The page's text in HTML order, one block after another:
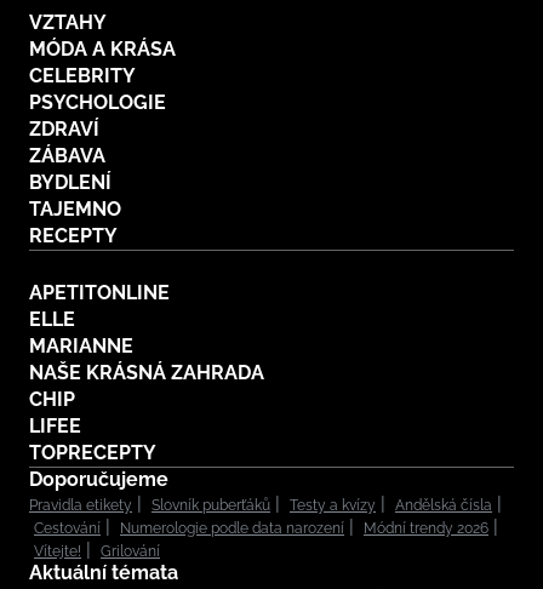
VZTAHY
MÓDA A KRÁSA
CELEBRITY
PSYCHOLOGIE
ZDRAVÍ
ZÁBAVA
BYDLENÍ
TAJEMNO
RECEPTY
APETITONLINE
ELLE
MARIANNE
NAŠE KRÁSNÁ ZAHRADA
CHIP
LIFEE
TOPRECEPTY
Doporučujeme
Pravidla etikety Slovník puberťáků Testy a kvízy
Andělská čísla
Cestování
Numerologie podle data narození
Módní trendy 2026
Vítejte!
Grilování
Aktuální témata